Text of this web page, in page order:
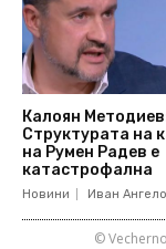
Калоян
Структурата на
на Румен Радев е
катастрофална
Новини Иван
©